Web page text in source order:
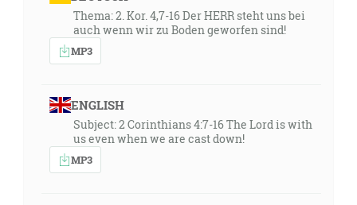
Thema: 2. Kor. 4,7-16 Der HERR steht uns bei
auch wenn wir zu Boden geworfen sind!
MP3
ENGLISH
Subject: 2 Corinthians 4:7-16 The Lord is with
us even when we are cast down!
MP3